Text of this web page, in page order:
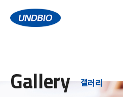
Gallery 갤러리